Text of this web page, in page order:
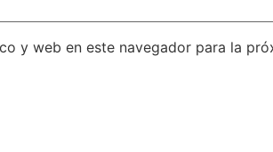
y web en este navegador para la